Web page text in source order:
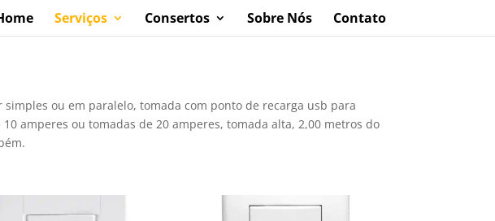
Serviços Consertos Sobre Nós Contato
ou em paralelo, tomada com ponto de recarga usb para
amperes ou tomadas de 20 amperes, tomada alta, 2,00 metros do